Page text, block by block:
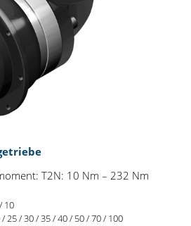
T2N: 10 Nm – 232 Nm
10
25 / 30 / 35 / 40 / 50 / 70 / 100